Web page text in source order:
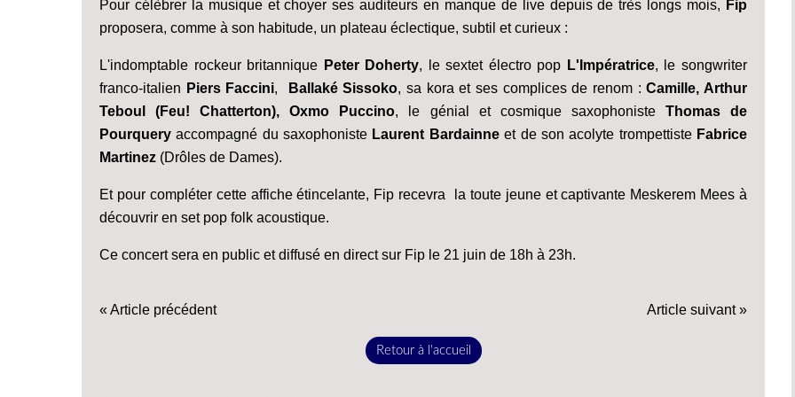
Pour célèbrer la musique et choyer ses auditeurs en manque de live depuis de très longs mois, Fip
proposera, comme à son habitude, un plateau éclectique, subtil et curieux :
L'indomptable rockeur britannique Peter Doherty, le sextet électro pop L'Impératrice, le songwriter
franco-italien Piers Faccini, Ballaké Sissoko, sa kora et ses complices de renom :Camille, Arthur
Teboul (Feu! Chatterton), Oxmo Puccino, le génial et cosmique saxophoniste Thomas de
Pourquery accompagné du saxophoniste Laurent Bardainneet de son acolyte trompettisteFabrice
Martinez (Drôles de Dames).
Et pour compléter cette affiche étincelante, Fip recevra la toute jeune et captivante Meskerem Mees à
découvrir en set pop folk acoustique.
Ce concert sera en public et diffusé en direct sur Fip le 21 juin de 18h à 23h.
« Article précédent Article suivant »
Retour à l'accueil